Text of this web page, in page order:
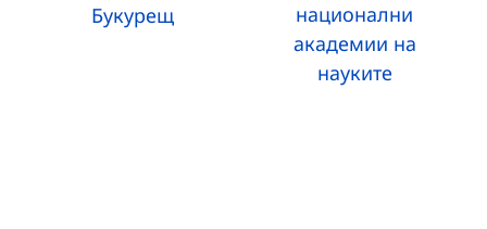
Букурещ
национални
академии на
науките